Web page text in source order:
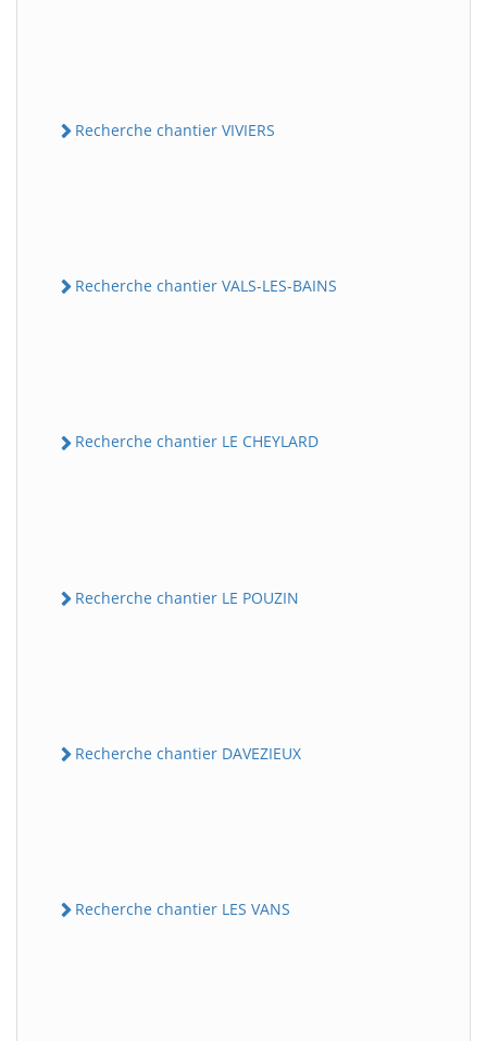
Recherche chantier VIVIERS
Recherche chantier VALS-LES-BAINS
Recherche chantier LE CHEYLARD
Recherche chantier LE POUZIN
Recherche chantier DAVEZIEUX
Recherche chantier LES VANS